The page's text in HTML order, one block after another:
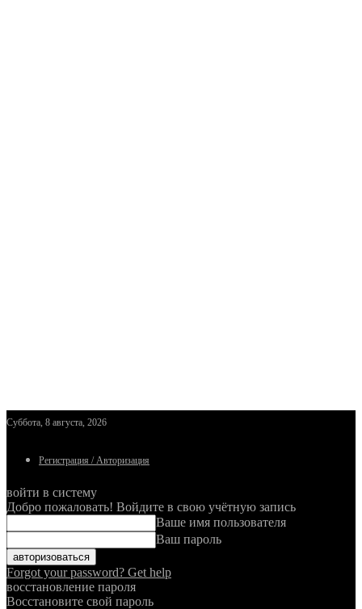
Суббота, 8 августа, 2026
Регистрация / Авторизация
войти в систему
Добро пожаловать! Войдите в свою учётную запись
Ваше имя пользователя
Ваш пароль
Forgot your password? Get help
восстановление пароля
Восстановите свой пароль